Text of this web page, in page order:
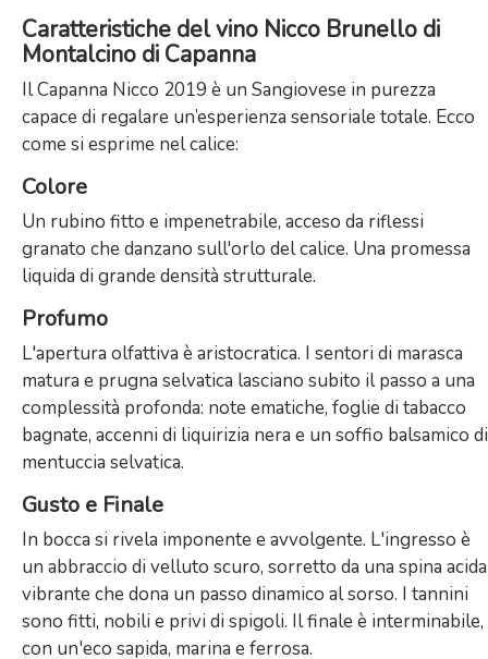
Caratteristiche del vino Nicco Brunello di
Montalcino di Capanna
Il Capanna Nicco 2019 è un Sangiovese in purezza
capace di regalare un’esperienza sensoriale totale. Ecco
come si esprime nel calice:
Colore
Un rubino fitto e impenetrabile, acceso da riflessi
granato che danzano sull'orlo del calice. Una promessa
liquida di grande densità strutturale.
Profumo
L'apertura olfattiva è aristocratica. I sentori di marasca
matura e prugna selvatica lasciano subito il passo a una
complessità profonda: note ematiche, foglie di tabacco
bagnate, accenni di liquirizia nera e un soffio balsamico di
mentuccia selvatica.
Gusto e Finale
In bocca si rivela imponente e avvolgente. L'ingresso è
un abbraccio di velluto scuro, sorretto da una spina acida
vibrante che dona un passo dinamico al sorso. I tannini
sono fitti, nobili e privi di spigoli. Il finale è interminabile,
con un'eco sapida, marina e ferrosa.